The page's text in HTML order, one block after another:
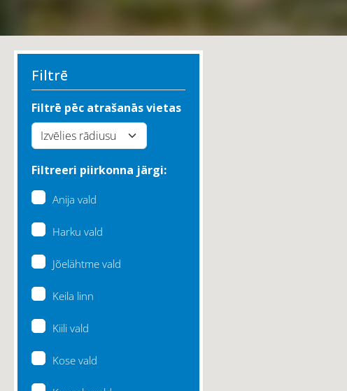
Filtrē
Filtrē pēc atrašanās vietas
Filtreeri piirkonna järgi:
Anija vald
Harku vald
Jõelähtme vald
Keila linn
Kiili vald
Kose vald